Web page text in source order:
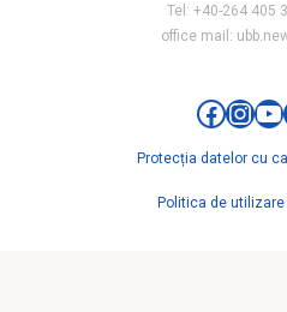
Tel: +40-264 405
office mail:
Protecția datelor cu
Politica de